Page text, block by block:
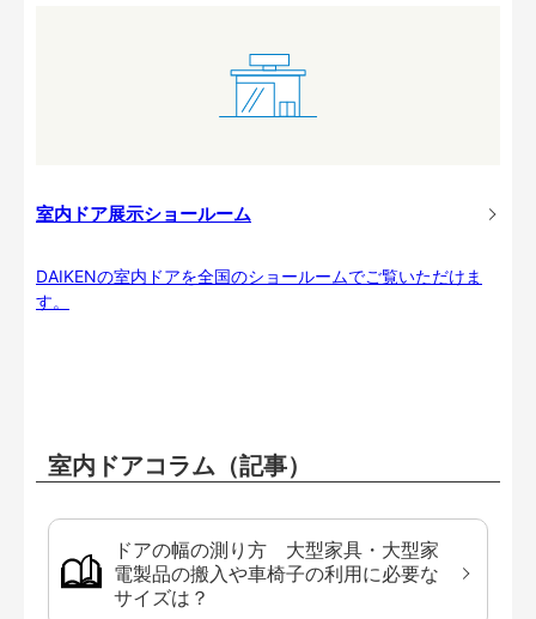
室内ドア展示ショールーム
DAIKENの室内ドアを全国のショールームでご覧いただけま
す。
室内ドアコラム（記事）
ドアの幅の測り方 大型家具・大型家
電製品の搬入や車椅子の利用に必要な
サイズは？